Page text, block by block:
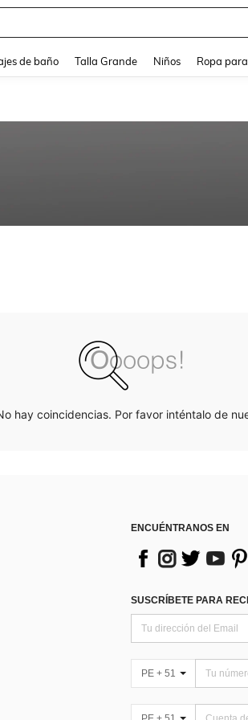
de baño Talla Grande Niños Ropa
hay coincidencias. Por favor inténtalo de
ENCUÉNTRANOS EN
SUSCRÍBETE PARA
PE + 51